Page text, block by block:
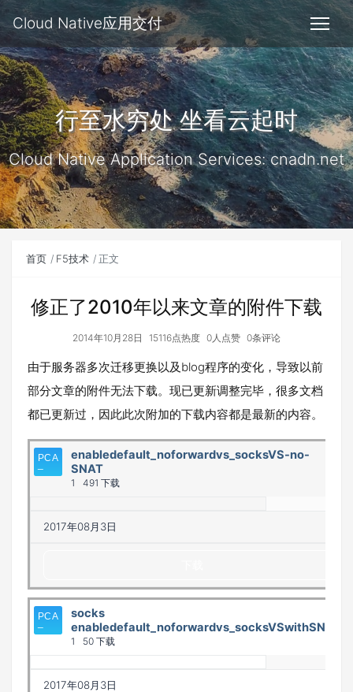
Cloud Native应用交付
行至水穷处 坐看云起时
Cloud Native Application Services: cnadn.net
首页 F5技术 正文
修正了2010年以来文章的附件下载
2014年10月28日 15116点热度 0人点赞 0条评论
由于服务器多次迁移更换以及blog程序的变化，导致以前
部分文章的附件无法下载。现已更新调整完毕，很多文档
都已更新过，因此此次附加的下载内容都是最新的内容。
enabledefault_noforwardvs_socksVS-no-
SNAT
1 491 下载
2017年08月3日
socks
enabledefault_noforwardvs_socksVSwithSNAT
1 50 下载
2017年08月3日